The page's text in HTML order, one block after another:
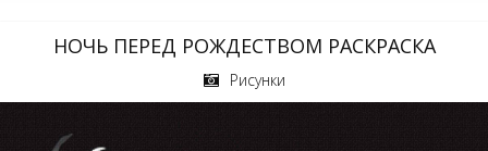
НОЧЬ ПЕРЕД РОЖДЕСТВОМ РАСКРАСКА
Рисунки